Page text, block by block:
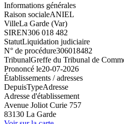
Informations générales
Raison socialeANIEL
VilleLa Garde (Var)
SIREN306 018 482
StatutLiquidation judiciaire
N° de procédure306018482
TribunalGreffe du Tribunal de
Prononcé le20-07-2026
Établissements / adresses
DepuisTypeAdresse
Adresse d'établissement
Avenue Joliot Curie 757
83130 La Garde